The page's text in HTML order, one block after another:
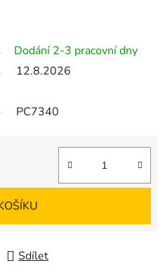
Dodání 2-3 pracovní dny
12.8.2026
PC7340
Sdílet